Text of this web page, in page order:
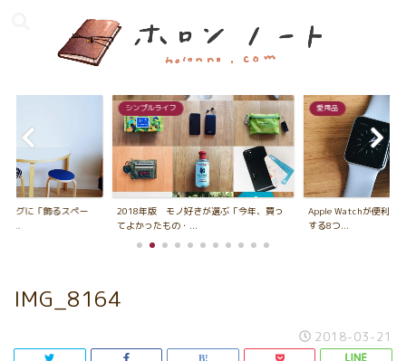
ングに「飾るスペー
シンプルライフ
2018年版 モノ好きが選ぶ「今年、買っ
てよかったもの・...
愛用品
Apple Watchが便利す
する8つ...
IMG_8164
2018-03-21